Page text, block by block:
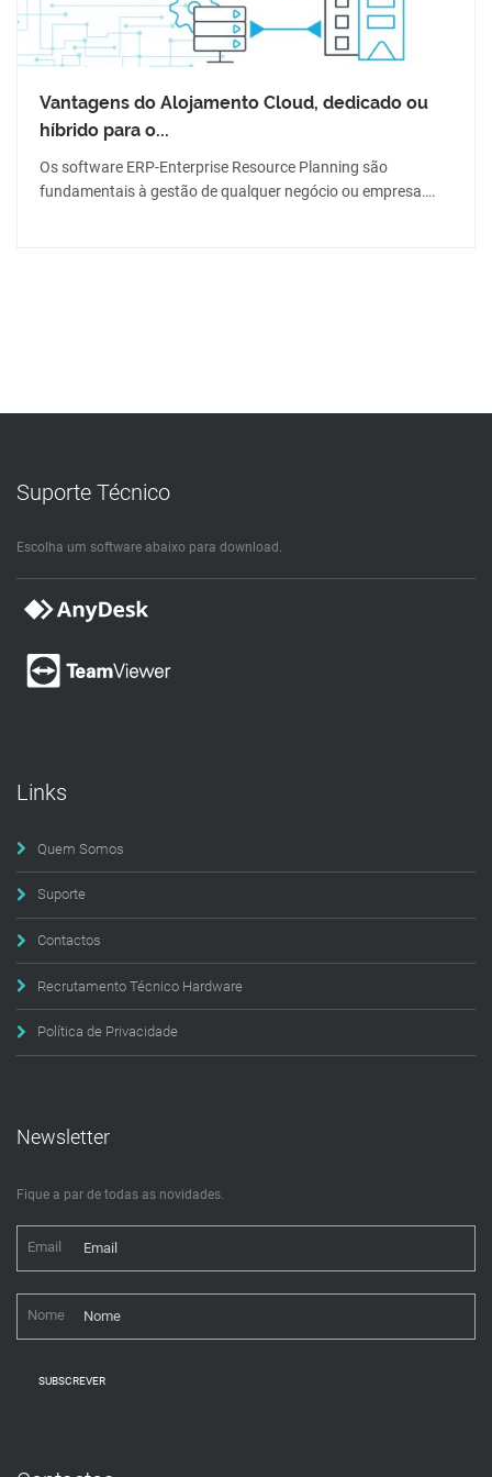
Vantagens do Alojamento Cloud, dedicado ou
híbrido para o...
Os software ERP-Enterprise Resource Planning são
fundamentais à gestão de qualquer negócio ou empresa….
Suporte Técnico
Escolha um software abaixo para download.
Links
Quem Somos
Suporte
Contactos
Recrutamento Técnico Hardware
Política de Privacidade
Newsletter
Fique a par de todas as novidades.
Email
Nome
SUBSCREVER